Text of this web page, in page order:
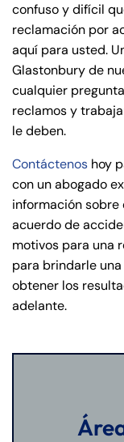
confuso y difícil
reclamación por
aquí para usted.
Glastonbury de
cualquier
reclamos y
le deben.
Contáctenos hoy
con un abogado
información
acuerdo de
motivos para una
para brindarle
obtener los
adelante.